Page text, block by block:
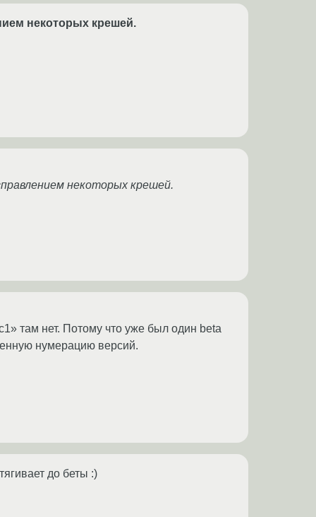
некоторых крешей.
некоторых крешей.
там нет. Потому что уже был один beta
нумерацию версий.
до беты :)